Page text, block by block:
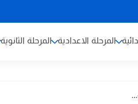
المرحلة الاعدادية المرحلة الثانوية